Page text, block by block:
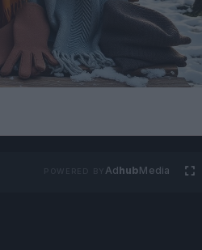
AdhubMedia